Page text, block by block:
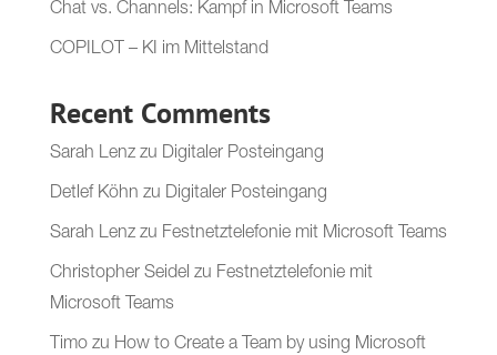
Chat vs. Channels: Kampf in Microsoft Teams
COPILOT – KI im Mittelstand
Recent Comments
Sarah Lenzzu Digitaler Posteingang
Detlef Köhn zu Digitaler Posteingang
Sarah Lenzzu Festnetztelefonie mit Microsoft Teams
Christopher Seidel zu Festnetztelefonie mit
Microsoft Teams
Timozu How to Create a Team by using Microsoft